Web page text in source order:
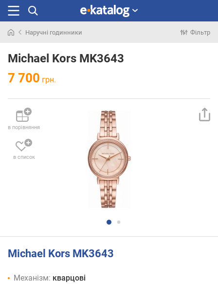
раніше
Наручні годинники Фільтр
Michael Kors MK3643
7 700 грн.
в порівняння
в список
Michael Kors MK3643
Механізм: кварцові